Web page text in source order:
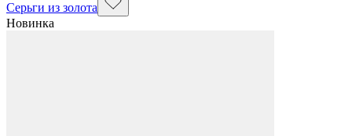
Серьги из золота
Новинка